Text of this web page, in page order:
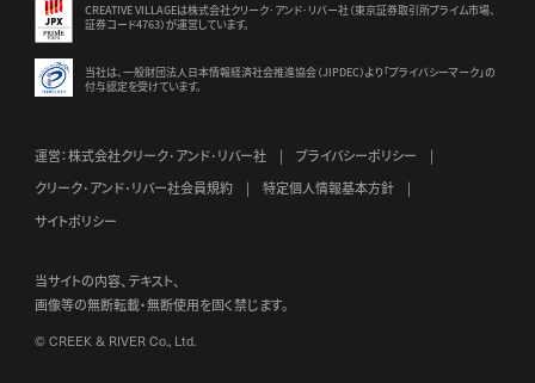
CREATIVE VILLAGEは株式会社クリーク･アンド･リバー社（東京証券取引所プライム市場、
証券コード4763）が運営しています。
当社は、一般財団法人日本情報経済社会推進協会（JIPDEC）より 「プライバシーマーク」の
付与認定を受けています。
運営：株式会社クリーク･アンド･リバー社
プライバシーポリシー
クリーク･アンド･リバー社会員規約
特定個人情報基本方針
サイトポリシー
当サイトの内容、テキスト、
画像等の無断転載・無断使用を固く禁じます。
© CREEK & RIVER Co., Ltd.